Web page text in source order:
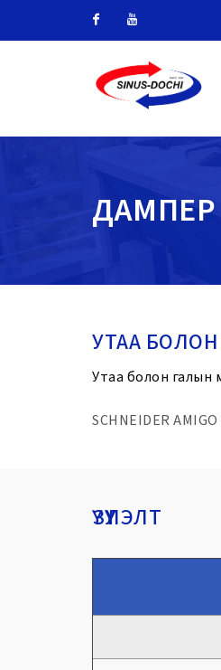
Youtube
ДАМПЕР
УТАА
Утаа болон галын
SCHNEIDER
ҮЗҮҮЛЭЛТ